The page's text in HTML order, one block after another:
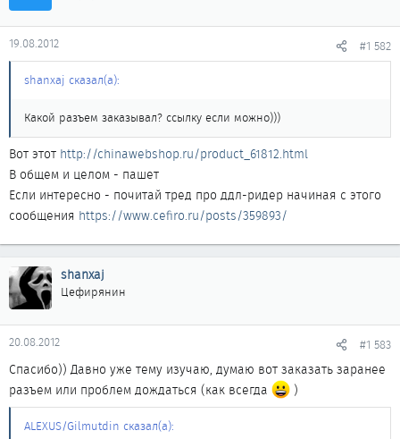
19.08.2012 #1 582
shanxaj сказал(а):
Какой разъем заказывал? ссылку если можно)))
Вот этот http://chinawebshop.ru/product_61812.html
В общем и целом - пашет
Если интересно - почитай тред про ддл-ридер начиная с этого
сообщения https://www.cefiro.ru/posts/359893/
shanxaj
Цефирянин
20.08.2012 #1 583
Спасибо)) Давно уже тему изучаю, думаю вот заказать заранее
разъем или проблем дождаться (как всегда
)
ALEXUS/Gilmutdin сказал(а):